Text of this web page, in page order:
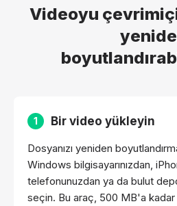
Videoyu
1 Bir video yükleyin
Dosyanızı yeniden
Windows bilgisayarınızdan,
telefonunuzdan ya da bulut
seçin. Bu araç, 500 MB'a kadar